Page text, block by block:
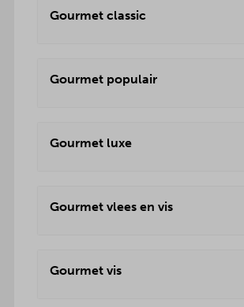
Gourmet classic
Gourmet populair
Gourmet luxe
Gourmet vlees en vis
Gourmet vis